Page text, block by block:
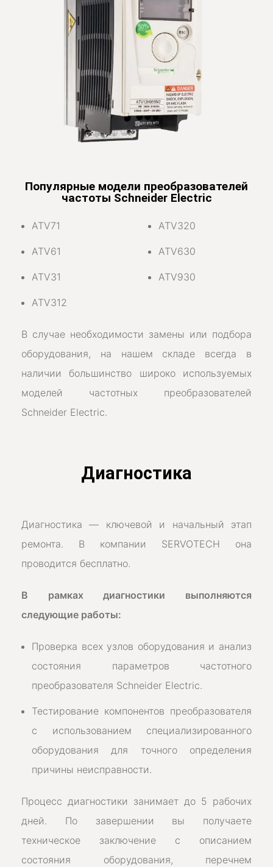
Популярные модели преобразователей
частоты Schneider Electric
ATV71
ATV61
ATV31
ATV312
ATV320
ATV630
ATV930
В случае необходимости замены или подбора
оборудования, на нашем складе всегда в
наличии большинство широко используемых
моделей частотных преобразователей
Schneider Electric.
Диагностика
Диагностика — ключевой и начальный этап
ремонта. В компании SERVOTECH она
проводится бесплатно.
В рамках диагностики выполняются
следующие работы:
Проверка всех узлов оборудования и анализ
состояния параметров частотного
преобразователя Schneider Electric.
Тестирование компонентов преобразователя
с использованием специализированного
оборудования для точного определения
причины неисправности.
Процесс диагностики занимает до 5 рабочих
дней. По завершении вы получаете
техническое заключение с описанием
состояния оборудования, перечнем